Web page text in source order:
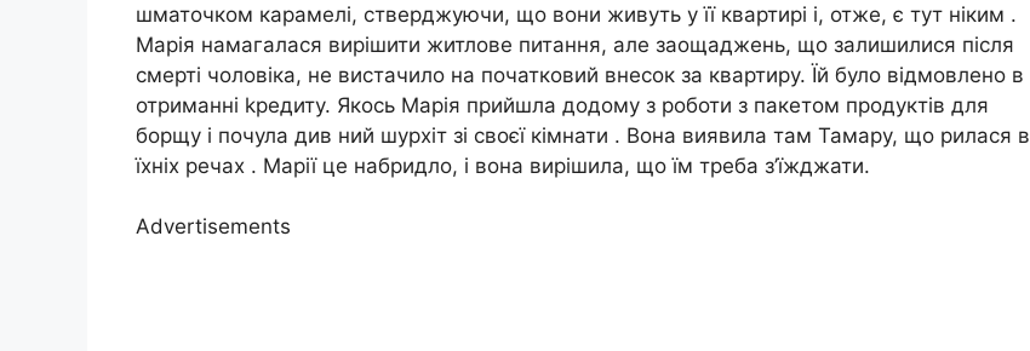
шматочком карамелі, стверджуючи, що вони живуть у її квартирі і, отже, є тут ніким .
Марія намагалася вирішити житлове питання, але заощаджень, що залишилися після
смерті чоловіка, не вистачило на початковий внесок за квартиру. Їй було відмовлено в
отриманні kредиту. Якось Марія прийшла додому з роботи з пакетом продуктів для
борщу і почула див ний шурхіт зі своєї кімнати . Вона виявила там Тамару, що рилася в
їхніх речах . Марії це набридло, і вона вирішила, що їм треба з’їжджати.
Advertisements